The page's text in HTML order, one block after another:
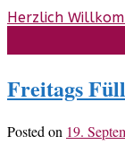
Skip
content
Herzlich
Freitags
Posted on 19.